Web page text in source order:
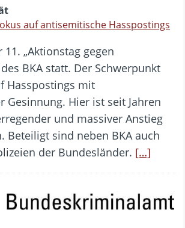
auf antisemitische Hasspostings
„Aktionstag gegen
BKA statt. Der Schwerpunkt
Hasspostings mit
Gesinnung. Hier ist seit Jahren
und massiver Anstieg
Beteiligt sind neben BKA auch
der Bundesländer. […]